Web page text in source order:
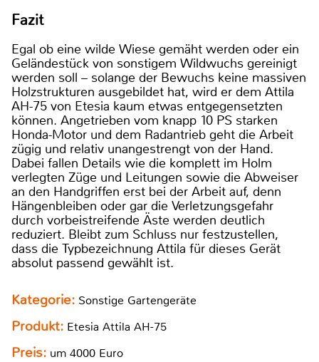
Fazit
Egal ob eine wilde Wiese gemäht werden oder ein
Geländestück von sonstigem Wildwuchs gereinigt
werden soll – solange der Bewuchs keine massiven
Holzstrukturen ausgebildet hat, wird er dem Attila
AH-75 von Etesia kaum etwas entgegensetzten
können. Angetrieben vom knapp 10 PS starken
Honda-Motor und dem Radantrieb geht die Arbeit
zügig und relativ unangestrengt von der Hand.
Dabei fallen Details wie die komplett im Holm
verlegten Züge und Leitungen sowie die Abweiser
an den Handgriffen erst bei der Arbeit auf, denn
Hängenbleiben oder gar die Verletzungsgefahr
durch vorbeistreifende Äste werden deutlich
reduziert. Bleibt zum Schluss nur festzustellen,
dass die Typbezeichnung Attila für dieses Gerät
absolut passend gewählt ist.
Kategorie: Sonstige Gartengeräte
Produkt: Etesia Attila AH-75
Preis: um 4000 Euro